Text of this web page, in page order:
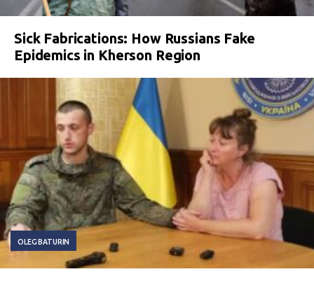
Sick Fabrications: How Russians Fake
Epidemics in Kherson Region
OLEG BATURIN